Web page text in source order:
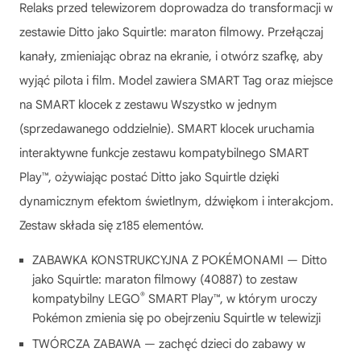
Relaks przed telewizorem doprowadza do transformacji w
zestawie Ditto jako Squirtle: maraton filmowy. Przełączaj
kanały, zmieniając obraz na ekranie, i otwórz szafkę, aby
wyjąć pilota i film. Model zawiera SMART Tag oraz miejsce
na SMART klocek z zestawu Wszystko w jednym
(sprzedawanego oddzielnie). SMART klocek uruchamia
interaktywne funkcje zestawu kompatybilnego SMART
Play™, ożywiając postać Ditto jako Squirtle dzięki
dynamicznym efektom świetlnym, dźwiękom i interakcjom.
Zestaw składa się z185 elementów.
ZABAWKA KONSTRUKCYJNA Z POKÉMONAMI — Ditto
jako Squirtle: maraton filmowy (40887) to zestaw
kompatybilny LEGO® SMART Play™, w którym uroczy
Pokémon zmienia się po obejrzeniu Squirtle w telewizji
TWÓRCZA ZABAWA — zachęć dzieci do zabawy w